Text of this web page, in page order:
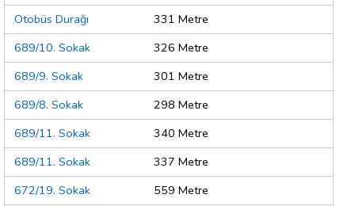
Otobüs Durağı
331 Metre
689/10. Sokak
326 Metre
689/9. Sokak
301 Metre
689/8. Sokak
298 Metre
689/11. Sokak
340 Metre
689/11. Sokak
337 Metre
672/19. Sokak
559 Metre